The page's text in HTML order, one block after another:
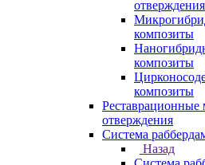
отверждения
композиты
композиты
композиты
Реставрационные
отверждения
Система
Назад